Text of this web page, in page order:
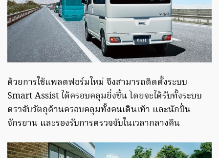
ด้วยการใช้แพลตฟอร์มใหม่ จึงสามารถติดตั้งระบบ
Smart Assist ได้ครอบคลุมยิ่งขึ้น โดยจะได้รับทั้งระบบ
ตรวจับวัตถุด้านครอบคลุมทั้งคนเดินเท้า และนักปั่น
จักรยาน และรองรับการตรวจจับในเวลากลางคืน